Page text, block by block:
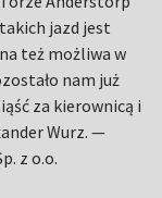
jazd jest
też możliwa w
nam już
za kierownicą i
Wurz. —
z o.o.